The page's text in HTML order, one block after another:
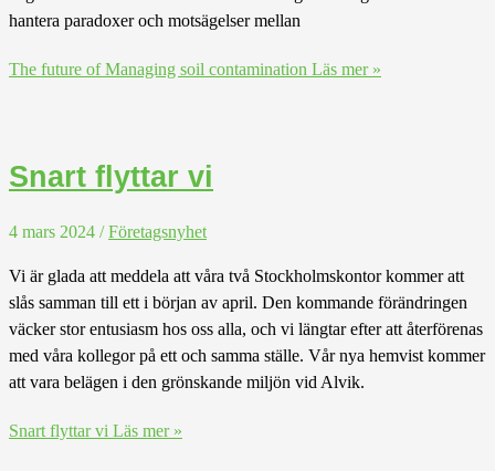
hantera paradoxer och motsägelser mellan
The future of Managing soil contamination Läs mer »
Snart flyttar vi
4 mars 2024 /Företagsnyhet
Vi är glada att meddela att våra två Stockholmskontor kommer att
slås samman till ett i början av april. Den kommande förändringen
väcker stor entusiasm hos oss alla, och vi längtar efter att återförenas
med våra kollegor på ett och samma ställe. Vår nya hemvist kommer
att vara belägen i den grönskande miljön vid Alvik.
Snart flyttar vi Läs mer »